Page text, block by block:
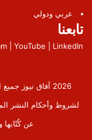
عربي ودولي
تابعنا
| YouTube | LinkedIn
2026 آفاق نيوز
لشروط وأحكام النشر
عن كُتّابها